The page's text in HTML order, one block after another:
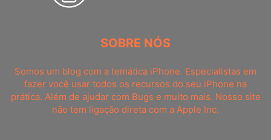
SOBRE NÓS
Somos um blog com a temática iPhone. Especialistas em
fazer você usar todos os recursos do seu iPhone na
prática. Além de ajudar com Bugs e muito mais. Nosso site
não tem ligação direta com a Apple Inc.